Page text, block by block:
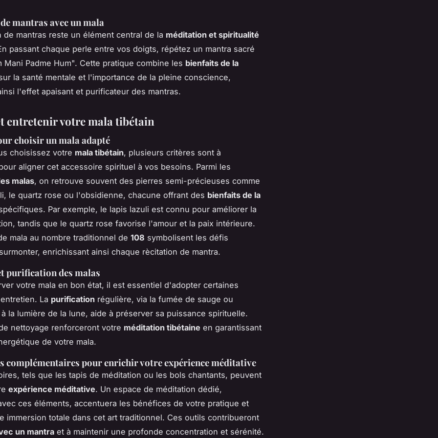
mantras avec un mala
de mantras reste un élément central de la méditation et spiritualité
passant chaque perle entre vos doigts, répétez un mantra sacré
Mani Padme Hum". Cette pratique combine les bienfaits de la
la santé mentale et l'importance de la pleine conscience,
l'effet apaisant et purificateur des mantras.
entretenir votre mala tibétain
choisir un mala adapté
choisissez votre mala tibétain, plusieurs critères sont à
aligner cet accessoire spirituel à vos besoins. Parmi les
malas, on retrouve souvent des pierres semi-précieuses comme
le quartz rose ou l'obsidienne, chacune offrant des bienfaits de la
Par exemple, le lapis lazuli est connu pour améliorer la
tandis que le quartz rose favorise l'amour et la paix intérieure.
mala au nombre traditionnel de 108 symbolisent les défis
enrichissant ainsi chaque rècitation de mantra.
purification des malas
votre mala en bon état, il est essentiel d'adopter certaines
La purification régulière, via la fumée de sauge ou
la lumière de la lune, aide à préserver sa puissance spirituelle.
nettoyage renforceront votre méditation tibétaine en garantissant
de votre mala.
complémentaires pour enrichir votre expérience méditative
tels que les tapis de méditation ou les bols chantants, peuvent
expérience méditative. Un espace de méditation dédié,
ces éléments, accentuera les bénéfices de votre pratique et
immersion totale dans cet art traditionnel. Ces outils contribueront
un mantra et à maintenir une profonde concentration et sérénité.